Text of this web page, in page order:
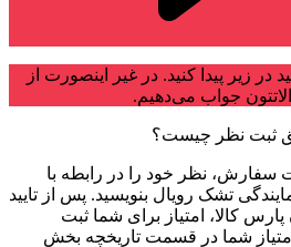
زیر پیدا کنید. در غیر اینصورت از
جواب می‌دهیم.
ثبت نظر چیست؟
سفارش، نظر خود را در رابطه با
تشک رویال بنویسید. پس از تایید
کالا، امتیاز برای شما ثبت
شما در قسمت تاریخچه بخش